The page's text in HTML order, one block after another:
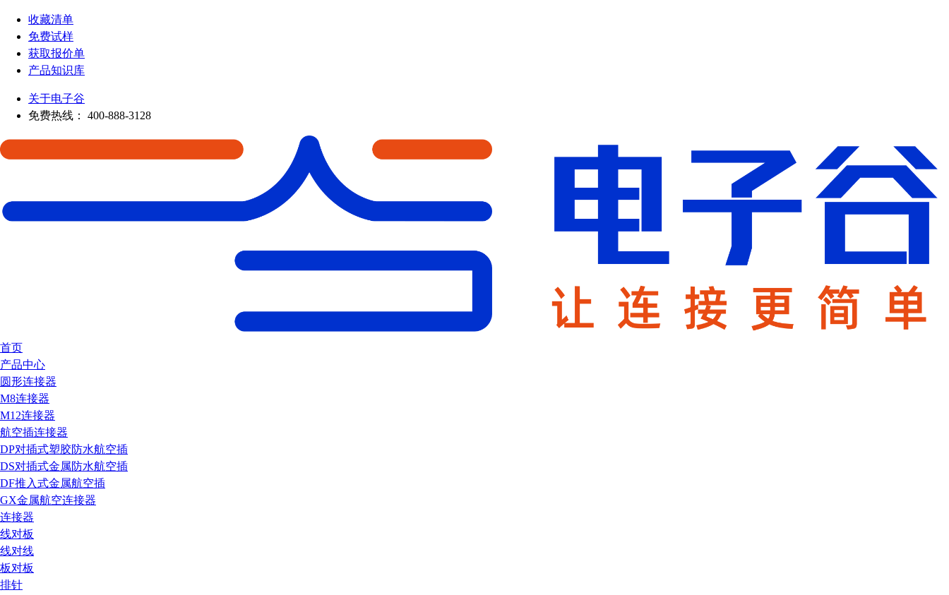
收藏清单
免费试样
获取报价单
产品知识库
关于电子谷
免费热线：
400-888-3128
首页
产品中心
圆形连接器
M8连接器
M12连接器
航空插连接器
DP对插式塑胶防水航空插
DS对插式金属防水航空插
DF推入式金属航空插
GX金属航空连接器
连接器
线对板
线对线
板对板
排针